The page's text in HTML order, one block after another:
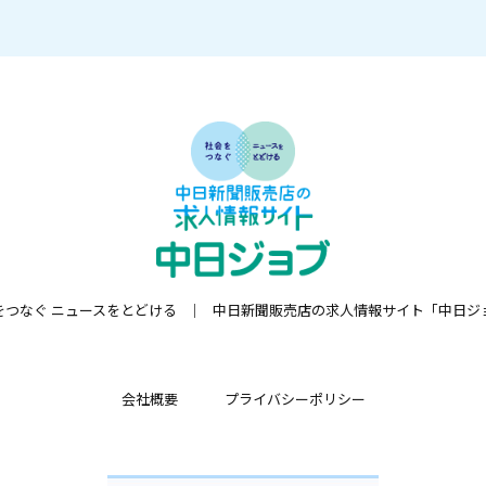
つなぐ ニュースをとどける 中日新聞販売店の求人情報サイト「中日ジ
会社概要 プライバシーポリシー